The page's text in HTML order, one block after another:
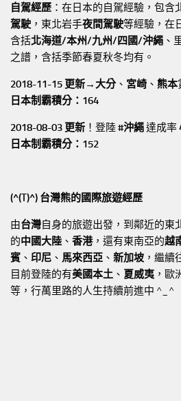
自駕經歷 ：在日本的自駕經驗，包含
駕駛 ，東北岩手夜間駕駛等經驗，在
含括北海道/本州/九州/四國/沖繩 、
之譜，含括季節春夏秋冬均有。
2018-11-15 更新→ 大分、 宮崎 、 熊本
日本制霸積分：164
2018-08-03 更新 ！登陸#沖繩達成率
日本制霸積分：152
(^(T)^) 台灣熊的國際旅遊經歷
由台灣自身的旅遊出發，到鄰近的東
的中國大陸 、 香港，還有東南亞的越
賓 、 印尼 、 馬來西亞 、 新加坡 ，繼續
目前登陸的有美國本土 、 夏威夷 ，歐
等，行萬里路的人生持續前進中 ^_^